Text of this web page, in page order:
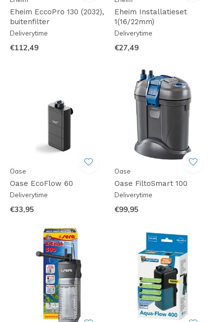
Eheim EccoPro 130 (2032),
buitenfilter
Deliverytime
€112,49
Eheim Installatieset
1(16/22mm)
Deliverytime
€27,49
Oase
Oase EcoFlow 60
Deliverytime
€33,95
Oase
Oase FiltoSmart 100
Deliverytime
€99,95